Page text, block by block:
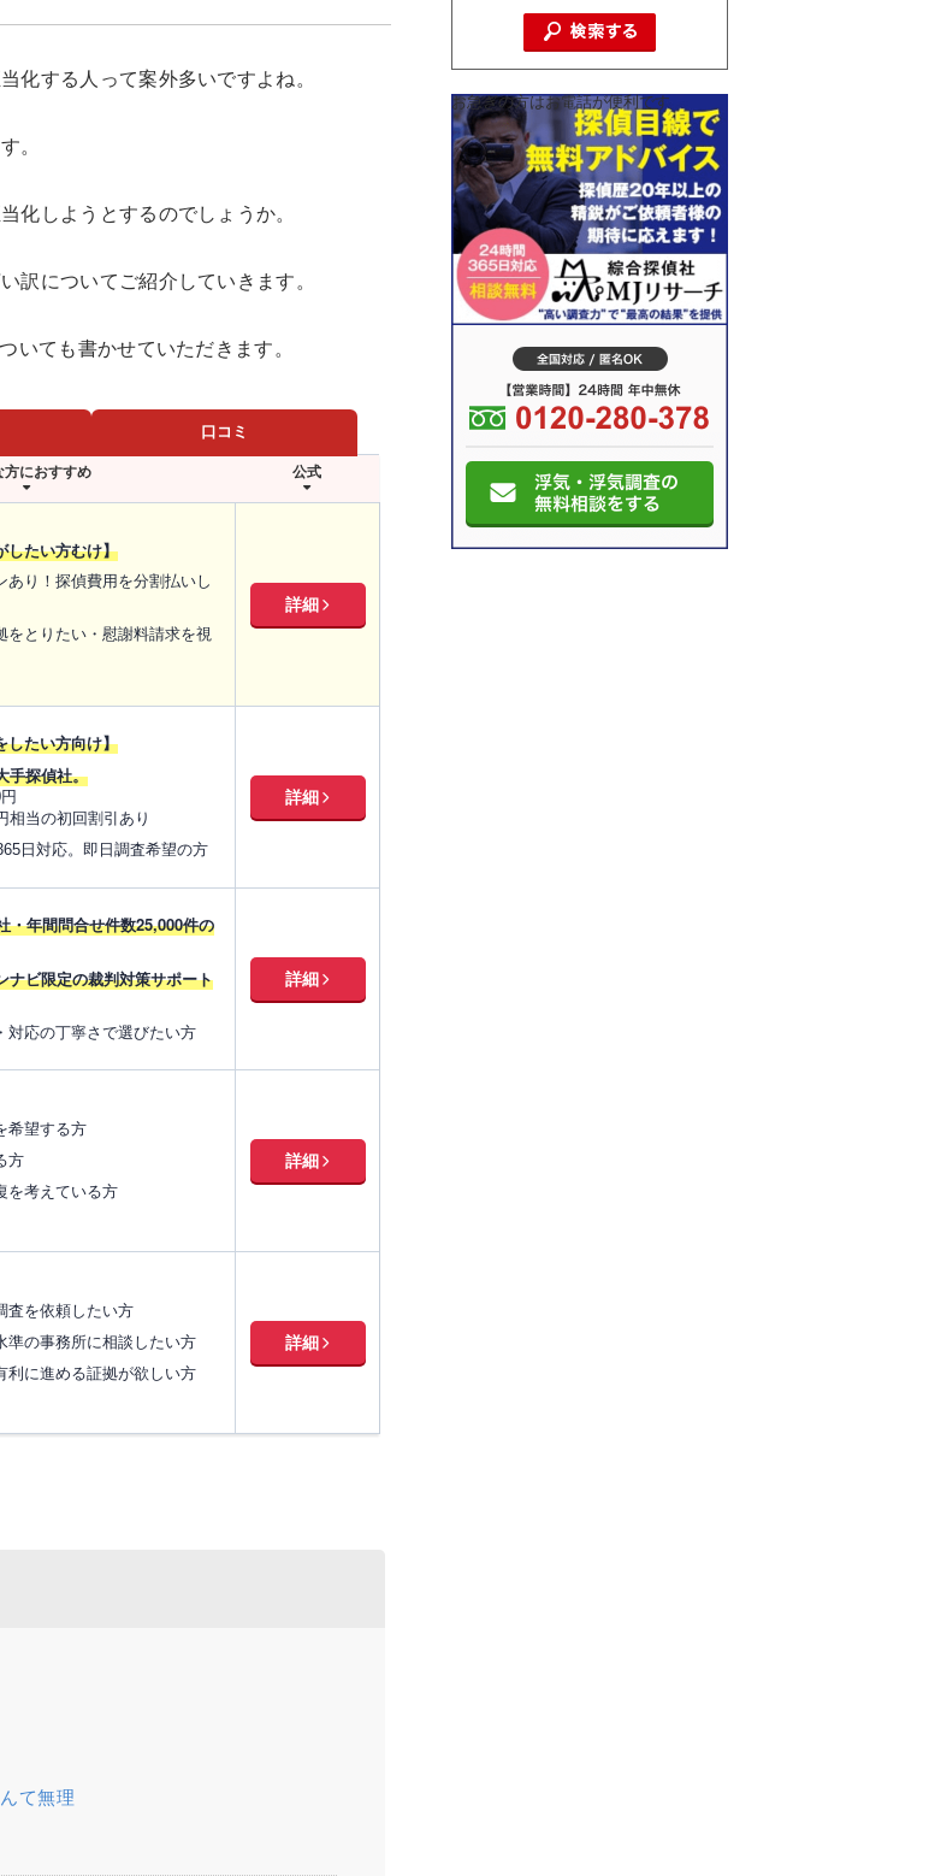
化する人って案外多いですよね。
。
化しようとするのでしょうか。
訳についてご紹介していきます。
いても書かせていただきます。
口コミ
方におすすめ 公式
したい方むけ】
あり！探偵費用を分割払いし
をとりたい・慰謝料請求を視
詳細
したい方向け】
手探偵社。
相当の初回割引あり
日対応。即日調査希望の方
詳細
・年間問合せ件数25,000件の
ナビ限定の裁判対策サポート
対応の丁寧さで選びたい方
詳細
希望する方
方
を考えている方
詳細
査を依頼したい方
準の事務所に相談したい方
利に進める証拠が欲しい方
詳細
て無理
お急ぎの方はお電話が便利です